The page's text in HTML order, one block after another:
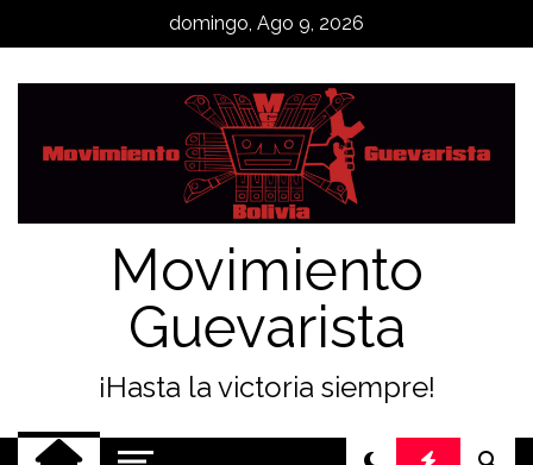
domingo, Ago 9, 2026
Movimiento
Guevarista
¡Hasta la victoria siempre!